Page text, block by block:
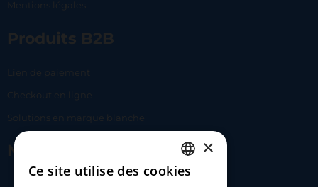
Mentions légales
Produits B2B
Lien de paiement
Checkout en ligne
Solutions en marque blanche
Nous contacter
FRENCH
×
Ce site utilise des cookies